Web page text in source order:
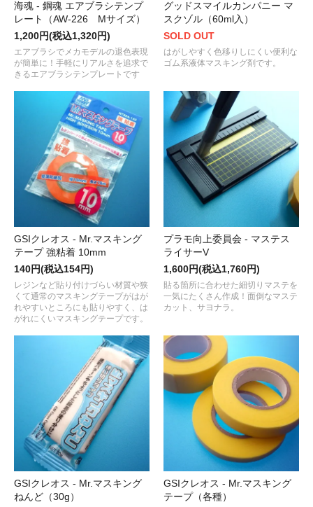
海魂 - 鋼魂 エアブラシテンプ
レート（AW-226 Mサイズ）
1,200円(税込1,320円)
エアブラシでメカモデルの退色表現
が簡単に！手軽にリアルさを追求で
きるエアブラシテンプレートです
グッドスマイルカンパニー マ
スクゾル（60ml入）
SOLD OUT
はがしやすく色移りしにくい便利な
ゴム系液体マスキング剤です。
GSIクレオス - Mr.マスキング
テープ 強粘着 10mm
140円(税込154円)
レジンなど貼り付けづらい材質や狭
くて通常のマスキングテープがはが
れやすいところにも貼りやすく、は
がれにくいマスキングテープです。
プラモ向上委員会 - マステス
ライサーV
1,600円(税込1,760円)
貼る箇所に合わせた細切りマステを
一気にたくさん作成！面倒なマステ
カット、サヨナラ。
GSIクレオス - Mr.マスキング
ねんど（30g）
GSIクレオス - Mr.マスキング
テープ（各種）